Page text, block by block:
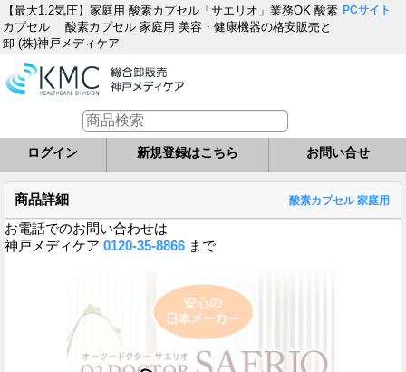
【最大1.2気圧】家庭用 酸素カプセル「サエリオ」業務OK 酸素
カプセル 酸素カプセル 家庭用 美容・健康機器の格安販売と
卸-(株)神戸メディケア-
PCサイト
ログイン 新規登録はこちら お問い合せ
商品詳細 酸素カプセル 家庭用
お電話でのお問い合わせは
神戸メディケア 0120-35-8866 まで